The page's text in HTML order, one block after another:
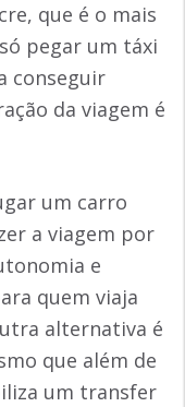
que é o mais
pegar um táxi
conseguir
da viagem é
um carro
a viagem por
e
quem viaja
alternativa é
que além de
um transfer